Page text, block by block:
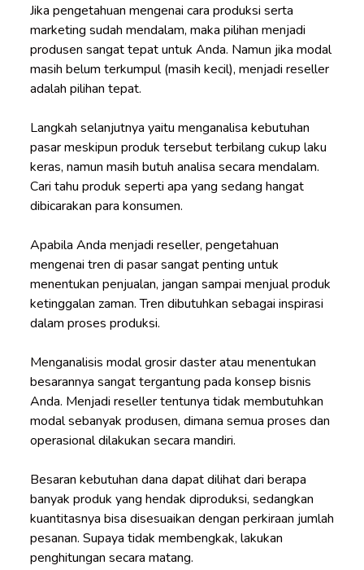
Jika pengetahuan mengenai cara produksi serta
marketing sudah mendalam, maka pilihan menjadi
produsen sangat tepat untuk Anda. Namun jika modal
masih belum terkumpul (masih kecil), menjadi reseller
adalah pilihan tepat.
Langkah selanjutnya yaitu menganalisa kebutuhan
pasar meskipun produk tersebut terbilang cukup laku
keras, namun masih butuh analisa secara mendalam.
Cari tahu produk seperti apa yang sedang hangat
dibicarakan para konsumen.
Apabila Anda menjadi reseller, pengetahuan
mengenai tren di pasar sangat penting untuk
menentukan penjualan, jangan sampai menjual produk
ketinggalan zaman. Tren dibutuhkan sebagai inspirasi
dalam proses produksi.
Menganalisis modal grosir daster atau menentukan
besarannya sangat tergantung pada konsep bisnis
Anda. Menjadi reseller tentunya tidak membutuhkan
modal sebanyak produsen, dimana semua proses dan
operasional dilakukan secara mandiri.
Besaran kebutuhan dana dapat dilihat dari berapa
banyak produk yang hendak diproduksi, sedangkan
kuantitasnya bisa disesuaikan dengan perkiraan jumlah
pesanan. Supaya tidak membengkak, lakukan
penghitungan secara matang.